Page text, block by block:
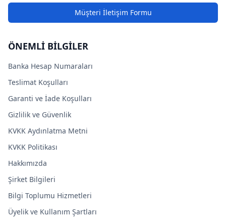
Müşteri İletişim Formu
ÖNEMLİ BİLGİLER
Banka Hesap Numaraları
Teslimat Koşulları
Garanti ve İade Koşulları
Gizlilik ve Güvenlik
KVKK Aydınlatma Metni
KVKK Politikası
Hakkımızda
Şirket Bilgileri
Bilgi Toplumu Hizmetleri
Üyelik ve Kullanım Şartları